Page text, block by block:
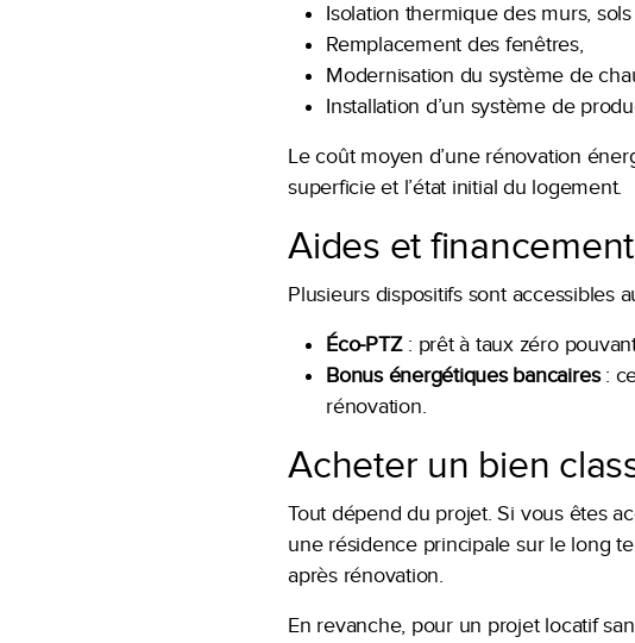
Isolation thermique des murs,
Remplacement des fenêtres,
Modernisation du système de
Installation d’un système de
Le coût moyen d’une rénovation
superficie et l’état initial du logement.
Aides et
Plusieurs dispositifs sont accessibles
Éco-PTZ: prêt à taux zéro
Bonus énergétiques bancaires:
rénovation.
Acheter un bien
Tout dépend du projet. Si vous êtes
une résidence principale sur le long
après rénovation.
En revanche, pour un projet locatif